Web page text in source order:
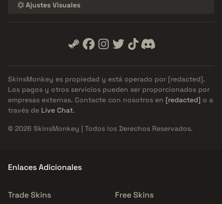
Ajustes Visuales
SkinsMonkey es propiedad y está operado por [redacted].
Los pagos y otros servicios pueden ser proporcionados por
empresas externas. Contacte con nosotros en [redacted] o a
través de Live Chat.
© 2026 SkinsMonkey | Todos los Derechos Reservados.
Enlaces Adicionales
Trade Skins
Free Skins